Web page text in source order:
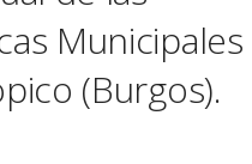
Municipales
(Burgos).